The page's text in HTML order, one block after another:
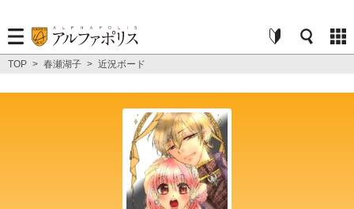
TOP > 春瀬湖子 > 近況ボード